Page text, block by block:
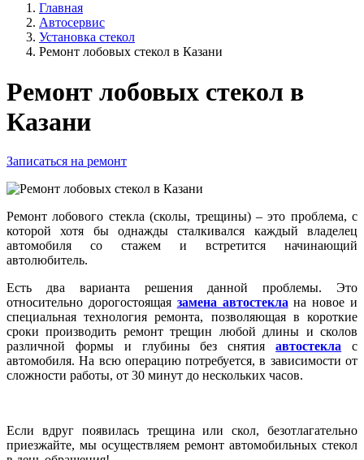
Главная
Автосервис
Установка стекол
Ремонт лобовых стекол в Казани
Ремонт лобовых стекол в
Казани
Записаться на ремонт
Ремонт лобового стекла (сколы, трещины) – это проблема, с
которой хотя бы однажды сталкивался каждый владелец
автомобиля со стажем и встретится начинающий
автолюбитель.
Есть два варианта решения данной проблемы. Это
относительно дорогостоящая замена автостекла на новое и
специальная технология ремонта, позволяющая в короткие
сроки производить ремонт трещин любой длины и сколов
различной формы и глубины без снятияавтостекла с
автомобиля. На всю операцию потребуется, в зависимости от
сложности работы, от 30 минут до нескольких часов.
Если вдруг появилась трещина или скол, безотлагательно
приезжайте, мы осуществляем ремонт автомобильных стекол